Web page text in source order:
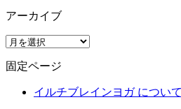
アーカイブ
ア
カ
固定ページ
イルチブレインヨガ について